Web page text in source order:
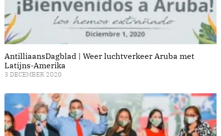
AntilliaansDagblad | Weer luchtverkeer Aruba met
Latijns-Amerika
3 DECEMBER 2020